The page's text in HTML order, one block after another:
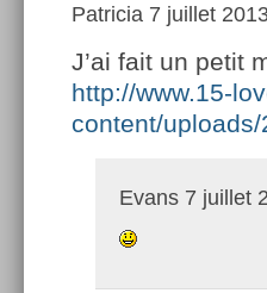
Patricia 7 juillet
J’ai fait un petit
http://www.15-
content/
Evans 7 juillet